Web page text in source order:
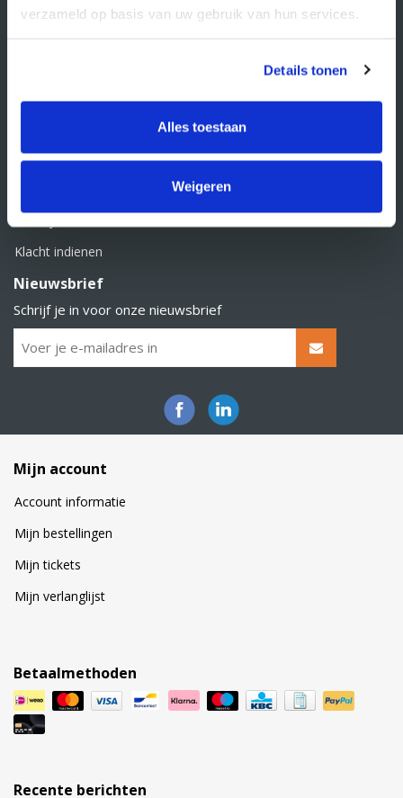
verzameld op basis van uw gebruik van hun services.
Details tonen
Alles toestaan
Weigeren
Retourbeleid
Klacht indienen
Nieuwsbrief
Schrijf je in voor onze nieuwsbrief
Mijn account
Account informatie
Mijn bestellingen
Mijn tickets
Mijn verlanglijst
Betaalmethoden
Recente berichten